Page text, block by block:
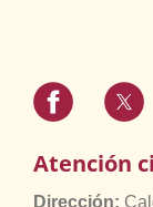
Atención
Dirección: